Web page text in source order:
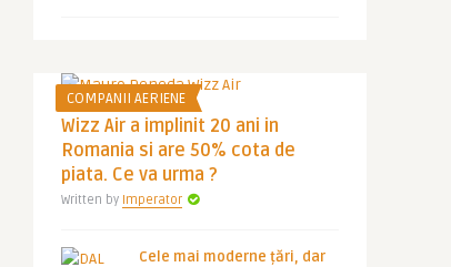
COMPANII AERIENE
Wizz Air a implinit 20 ani in
Romania si are 50% cota de
piata. Ce va urma ?
Written by Imperator
Cele mai moderne țări, dar